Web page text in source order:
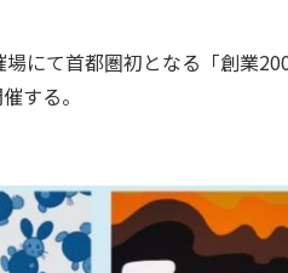
にて首都圏初となる「創業
する。